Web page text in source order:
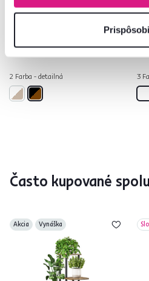
-15%
2 Farba - detailná 3
Často kupované spolu
Akcia Vynáška